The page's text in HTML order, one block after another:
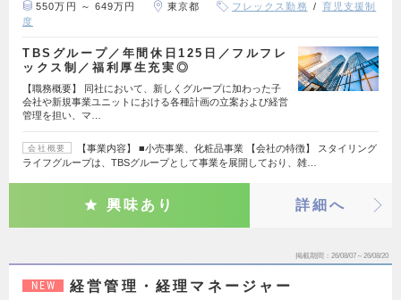
550万円 ～ 649万円 東京都 フレックス勤務
育児支援制
度
TBSグループ／年間休日125日／フルフレ
ックス制／福利厚生充実◎
【職務概要】 同社において、新しくグループに加わった子
会社や新規事業ユニットにおける各種計画の立案および経営
管理を担い、マ…
会社概要
【事業内容】 ■小売事業、化粧品事業 【会社の特徴】 スタイリング
ライフグループは、TBSグループとして事業を展開しており、雑…
興味あり 詳細へ
掲載期間 26/08/07～26/08/20
NEW 経営管理・経理マネージャー